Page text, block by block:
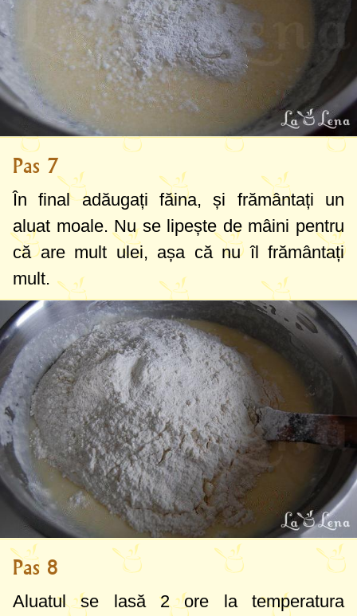
Pas 7
În final adăugați făina, și frământați un
aluat moale. Nu se lipește de mâini pentru
că are mult ulei, așa că nu îl frământați
mult.
Pas 8
Aluatul se lasă 2 ore la temperatura